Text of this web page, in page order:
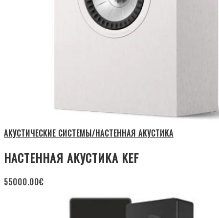
АКУСТИЧЕСКИЕ СИСТЕМЫ/НАСТЕННАЯ АКУСТИКА
НАСТЕННАЯ АКУСТИКА KEF
55000.00€